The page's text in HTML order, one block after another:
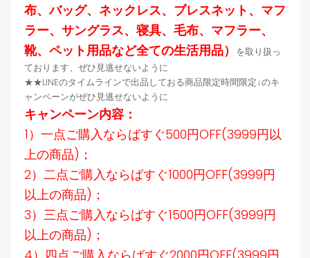
布、バッグ、ネックレス、ブレスネット、マフ
ラー、サングラス、寝具、毛布、マフラー、
靴、ペット用品など全ての生活用品）
を取り扱っ
ております、ぜひ見逃せないように
★★LINEのタイムラインで出品しておる商品限定時間限定↓のキ
ャンペーンがぜひ見逃せないように
キャンペーン内容：
1）一点ご購入ならばすぐ500円OFF(3999円以
上の商品)；
2）二点ご購入ならばすぐ1000円OFF(3999円
以上の商品)；
3）三点ご購入ならばすぐ1500円OFF(3999円
以上の商品)；